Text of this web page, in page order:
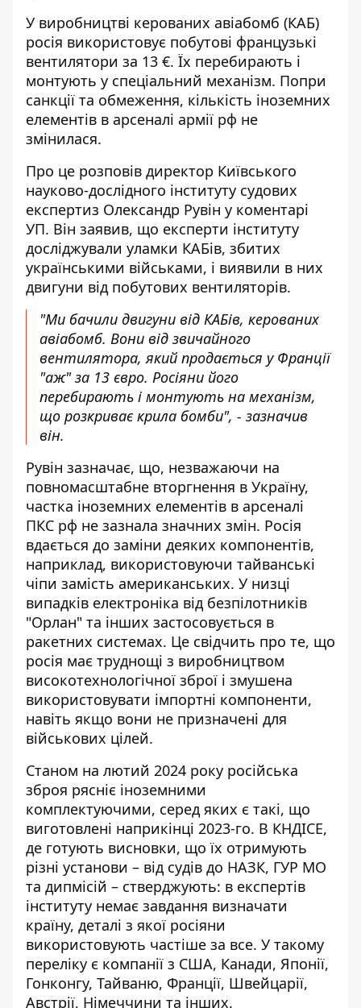
У виробництві керованих авіабомб (КАБ)
росія використовує побутові французькі
вентилятори за 13 €. Їх перебирають і
монтують у спеціальний механізм. Попри
санкції та обмеження, кількість іноземних
елементів в арсеналі армії рф не
змінилася.
Про це розповів директор Київського
науково-дослідного інституту судових
експертиз Олександр Рувін у коментарі
УП. Він заявив, що експерти інституту
досліджували уламки КАБів, збитих
українськими військами, і виявили в них
двигуни від побутових вентиляторів.
"Ми бачили двигуни від КАБів, керованих
авіабомб. Вони від звичайного
вентилятора, який продається у Франції
"аж" за 13 євро. Росіяни його
перебирають і монтують на механізм,
що розкриває крила бомби", - зазначив
він.
Рувін зазначає, що, незважаючи на
повномасштабне вторгнення в Україну,
частка іноземних елементів в арсеналі
ПКС рф не зазнала значних змін. Росія
вдається до заміни деяких компонентів,
наприклад, використовуючи тайванські
чіпи замість американських. У низці
випадків електроніка від безпілотників
"Орлан" та інших застосовується в
ракетних системах. Це свідчить про те, що
росія має труднощі з виробництвом
високотехнологічної зброї і змушена
використовувати імпортні компоненти,
навіть якщо вони не призначені для
військових цілей.
Станом на лютий 2024 року російська
зброя рясніє іноземними
комплектуючими, серед яких є такі, що
виготовлені наприкінці 2023-го. В КНДІСЕ,
де готують висновки, що їх отримують
різні установи – від судів до НАЗК, ГУР МО
та дипмісій – стверджують: в експертів
інституту немає завдання визначати
країну, деталі з якої росіяни
використовують частіше за все. У такому
переліку є компанії з США, Канади, Японії,
Гонконгу, Тайваню, Франції, Швейцарії,
Австрії, Німеччини та інших.